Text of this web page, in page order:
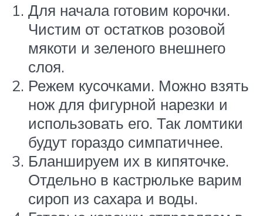
Для начала готовим корочки.
Чистим от остатков розовой
мякоти и зеленого внешнего
слоя.
Режем кусочками. Можно взять
нож для фигурной нарезки и
использовать его. Так ломтики
будут гораздо симпатичнее.
Бланшируем их в кипяточке.
Отдельно в кастрюльке варим
сироп из сахара и воды.